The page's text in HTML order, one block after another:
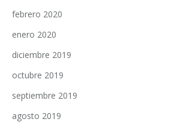
febrero 2020
enero 2020
diciembre 2019
octubre 2019
septiembre 2019
agosto 2019